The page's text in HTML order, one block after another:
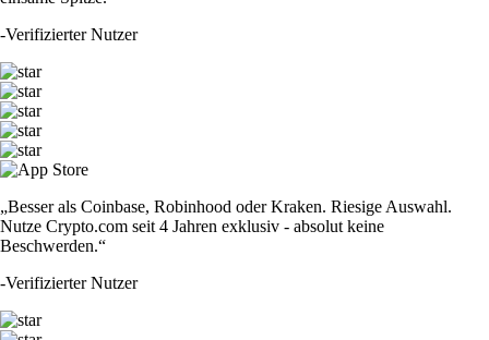
-Verifizierter Nutzer
„Besser als Coinbase, Robinhood oder Kraken. Riesige Auswahl.
Nutze Crypto.com seit 4 Jahren exklusiv - absolut keine
Beschwerden.“
-Verifizierter Nutzer